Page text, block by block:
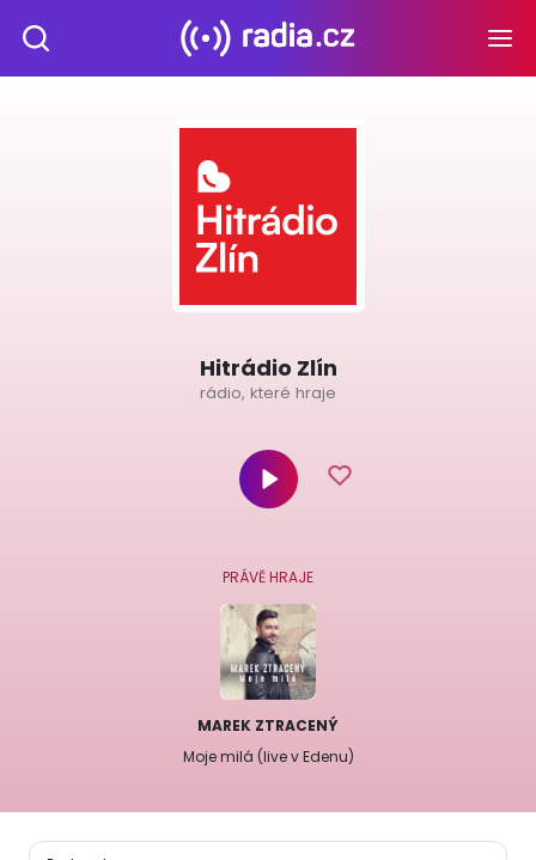
Hitrádio Zlín
rádio, které hraje
PRÁVĚ HRAJE
MAREK ZTRACENÝ
Moje milá (live v Edenu)